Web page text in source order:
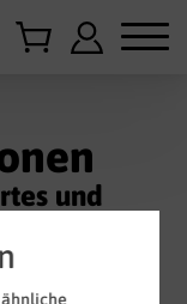
und
ähnliche